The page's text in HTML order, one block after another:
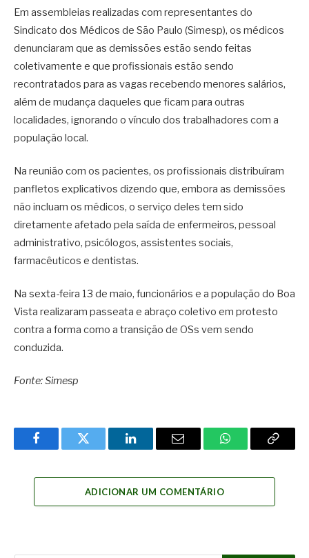
Em assembleias realizadas com representantes do
Sindicato dos Médicos de São Paulo (Simesp), os médicos
denunciaram que as demissões estão sendo feitas
coletivamente e que profissionais estão sendo
recontratados para as vagas recebendo menores salários,
além de mudança daqueles que ficam para outras
localidades, ignorando o vínculo dos trabalhadores com a
população local.
Na reunião com os pacientes, os profissionais distribuíram
panfletos explicativos dizendo que, embora as demissões
não incluam os médicos, o serviço deles tem sido
diretamente afetado pela saída de enfermeiros, pessoal
administrativo, psicólogos, assistentes sociais,
farmacêuticos e dentistas.
Na sexta-feira 13 de maio, funcionários e a população do Boa
Vista realizaram passeata e abraço coletivo em protesto
contra a forma como a transição de OSs vem sendo
conduzida.
Fonte: Simesp
FacebookTwitter LinkedInEmail WhatsAppCopy
ADICIONAR UM COMENTÁRIO